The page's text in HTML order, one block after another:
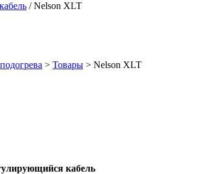
/ Nelson ХLT
> Товары > Nelson ХLT
кабель